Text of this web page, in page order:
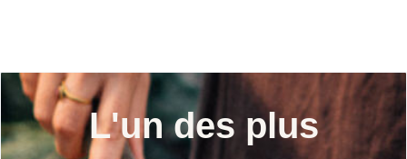
L'un des plus